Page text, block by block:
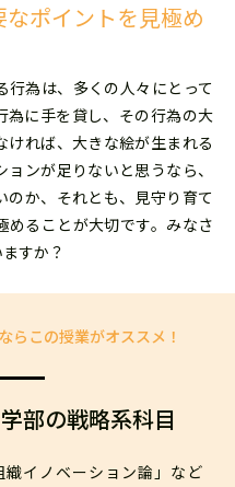
ポイントを見極め
為は、多くの人々にとって
為に手を貸し、その行為の大
れば、大きな絵が生まれる
ンが足りないと思うなら、
か、それとも、見守り育て
めることが大切です。みなさ
すか？
らこの授業がオススメ！
部の戦略系科目
織イノベーション論」など